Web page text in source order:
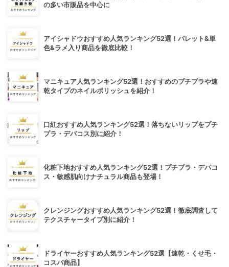
の多い市販品を中心に
アイシャドウおすすめ人気ランキング52選！パレット&単
色&ラメ入り商品を徹底比較！
マニキュア人気ランキング52選！おすすめのプチプラや速
乾タイプのネイルポリッシュを紹介！
口紅おすすめ人気ランキング52選！落ちないリップをプチ
プラ・デパコス別に紹介！
化粧下地おすすめ人気ランキング52選！プチプラ・デパコ
ス・敏感肌向けナチュラル商品も登場！
クレンジングおすすめ人気ランキング52選！徹底調査して
テクスチャータイプ別に紹介！
ドライヤーおすすめ人気ランキング52選【速乾・くせ毛・
コスパ商品】